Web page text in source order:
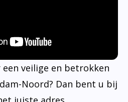
veilige en betrokken
Noord? Dan bent u bij